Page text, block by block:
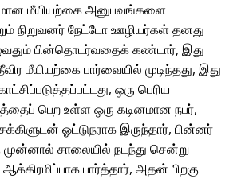
மீயியற்கை அனுபவங்களை
நிறுவனர் நேட்டோ ஊழியர்கள் தனது
பின்தொடர்வதைக் கண்டார், இது
மீயியற்கை பார்வையில் முடிந்தது, இது
ஒரு பெரிய
பெற உள்ள ஒரு கடினமான நபர்,
ஓட்டுநராக இருந்தார், பின்னர்
முன்னால் சாலையில் நடந்து சென்று
பார்த்தார், அதன் பிறகு